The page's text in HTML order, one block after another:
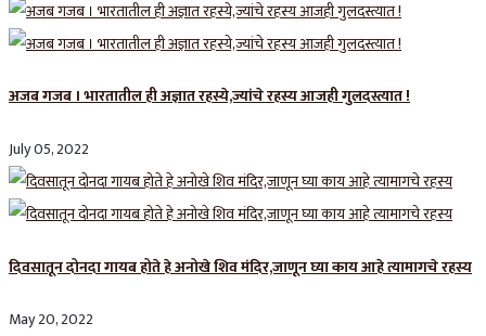
अजब गजब । भारतातील ही अज्ञात रहस्ये,ज्यांचे रहस्य आजही गुलदस्त्यात !
July 05, 2022
दिवसातून दोनदा गायब होते हे अनोखे शिव मंदिर,जाणून घ्या काय आहे त्यामागचे रहस्य
May 20, 2022